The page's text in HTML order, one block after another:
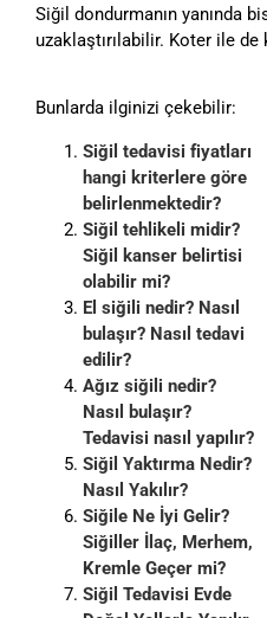
Siğil dondurmanın yanında
uzaklaştırılabilir. Koter ile de
Bunlarda ilginizi çekebilir:
Siğil tedavisi fiyatları
hangi kriterlere göre
belirlenmektedir?
Siğil tehlikeli midir?
Siğil kanser belirtisi
olabilir mi?
El siğili nedir? Nasıl
bulaşır? Nasıl tedavi
edilir?
Ağız siğili nedir?
Nasıl bulaşır?
Tedavisi nasıl yapılır?
Siğil Yaktırma Nedir?
Nasıl Yakılır?
Siğile Ne İyi Gelir?
Siğiller İlaç, Merhem,
Kremle Geçer mi?
Siğil Tedavisi Evde